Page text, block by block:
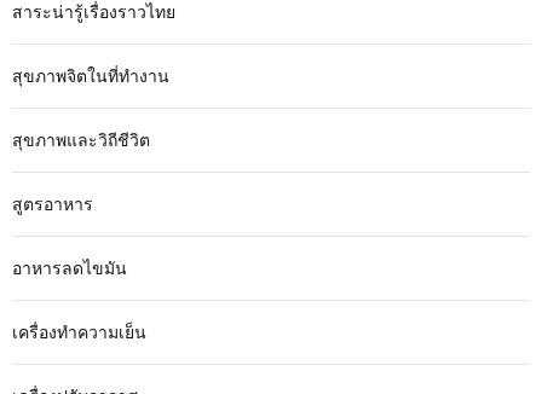
สาระน่ารู้เรื่องราวไทย
สุขภาพจิตในที่ทำงาน
สุขภาพและวิถีชีวิต
สูตรอาหาร
อาหารลดไขมัน
เครื่องทำความเย็น